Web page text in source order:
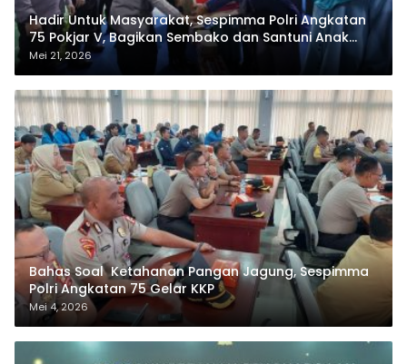
Hadir Untuk Masyarakat, Sespimma Polri Angkatan
75 Pokjar V, Bagikan Sembako dan Santuni Anak
Yatim
Mei 21, 2026
Bahas Soal Ketahanan Pangan Jagung, Sespimma
Polri Angkatan 75 Gelar KKP
Mei 4, 2026